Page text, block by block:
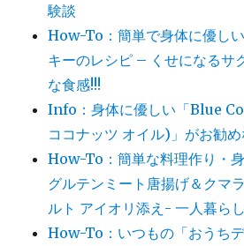
験談
How-To：簡単で身体に優し
キーのレシピ – くせになるサ
な食感!!!
Info：身体に優しい「Blue
ココナッツ オイル)」がお勧
How-To：簡単な料理作り・
グルテンミート唐揚げ＆クマ
ルト アイオリ添え- 一人暮ら
How-To：いつもの「おうち